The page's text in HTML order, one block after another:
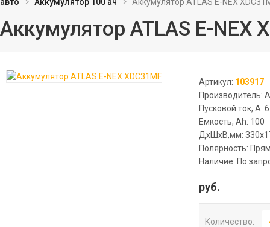
Аккумулятор ATLAS E-NEX
Артикул: 103917
Производитель:
Пусковой ток, А:
Емкость, Ah: 100
ДхШхВ,мм:
Полярность:
Наличие: По
руб.
Количество: